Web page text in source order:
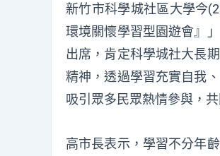
新竹市科學城社區大學今
環境關懷學習型園遊會』
出席，肯定科學城社大長
精神，透過學習充實自我
吸引眾多民眾熱情參與，
高市長表示，學習不分年